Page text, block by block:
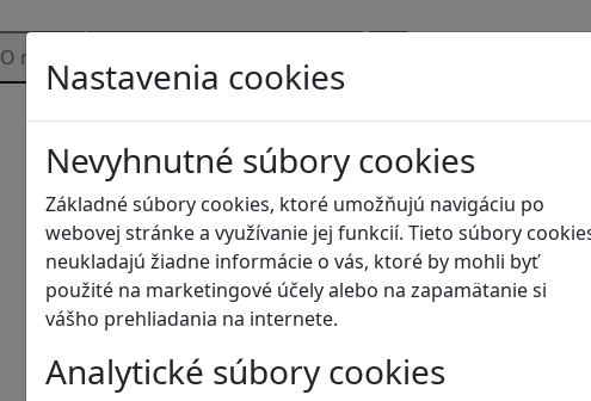
O násNastavenia cookies
Nevyhnutné súbory cookies
Základné súbory cookies, ktoré umožňujú navigáciu po
webovej stránke a využívanie jej funkcií. Tieto súbory
neukladajú žiadne informácie o vás, ktoré by mohli byť
použité na marketingové účely alebo na zapamätanie si
vášho prehliadania na internete.
Analytické súbory cookies
Blog